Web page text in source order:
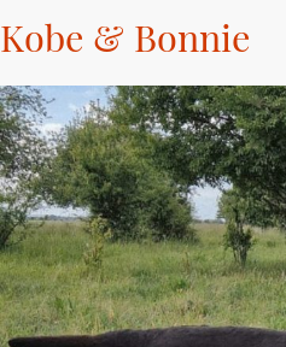
Kobe & Bonnie